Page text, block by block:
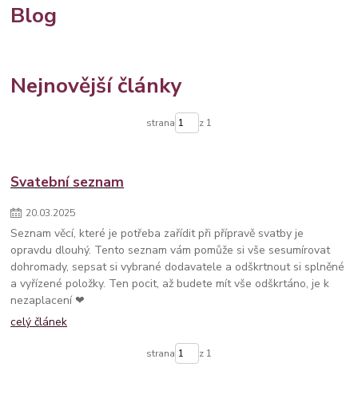
barva roku
Blog
Nejnovější články
strana z 1
Svatební seznam
20.03.2025
Seznam věcí, které je potřeba zařídit při přípravě svatby je
opravdu dlouhý. Tento seznam vám pomůže si vše sesumírovat
dohromady, sepsat si vybrané dodavatele a odškrtnout si splněné
a vyřízené položky. Ten pocit, až budete mít vše odškrtáno, je k
nezaplacení ❤
celý článek
strana z 1